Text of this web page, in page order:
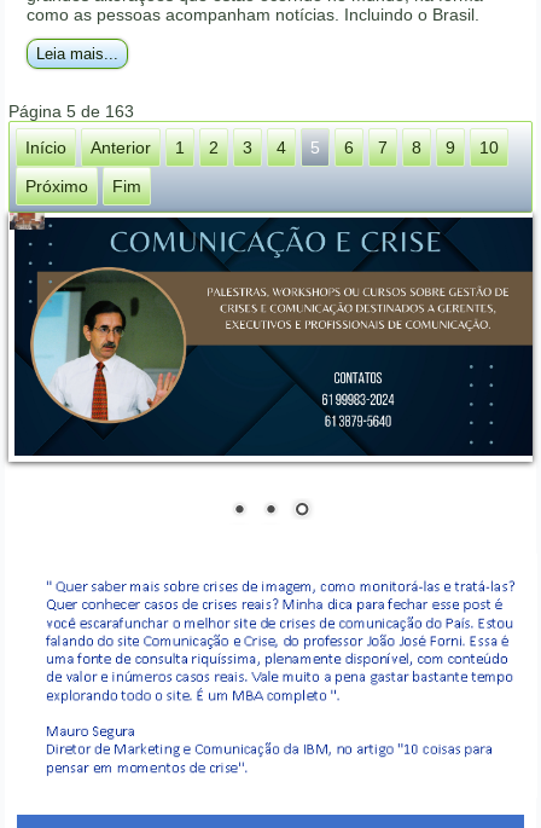
como as pessoas acompanham notícias. Incluindo o Brasil.
Leia mais...
Página 5 de 163
Início
Anterior 1 2 3 4 5 6 7 8 9
10
Próximo
Fim